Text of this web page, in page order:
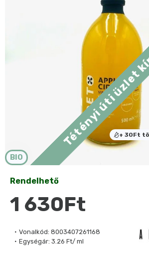
BIO
+ 30Ft
Tétényi úti
Vonalkód: 8003407261168
Egységár: 3.26 Ft/ ml
Rendelhető
1 630Ft